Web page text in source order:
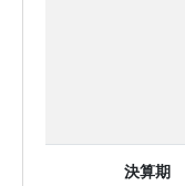
決算期